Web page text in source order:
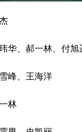
、郝一林、付旭
、王海洋
林